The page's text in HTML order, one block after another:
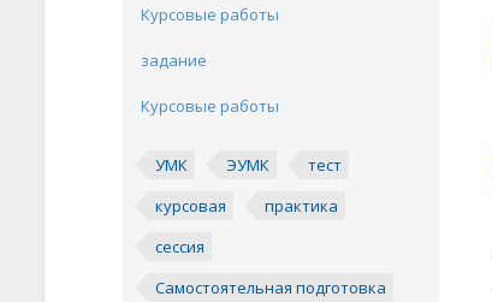
Курсовые работы
задание
Курсовые работы
УМК ЭУМК
тест
курсовая
практика
сессия
Самостоятельная подготовка